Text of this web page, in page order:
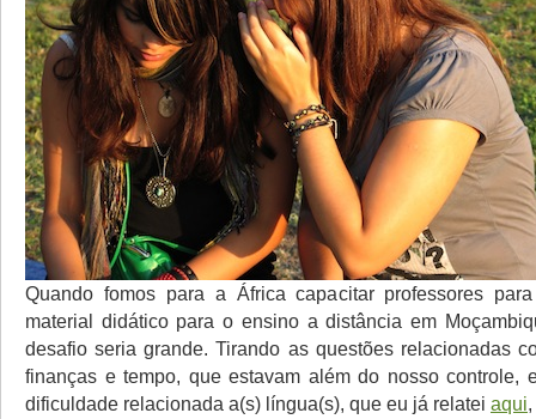
Quando fomos para a África capacitar professores
material didático para o ensino a distância em
desafio seria grande. Tirando as questões relacionadas
finanças e tempo, que estavam além do nosso controle,
dificuldade relacionada a(s) língua(s), que eu já relatei aqui